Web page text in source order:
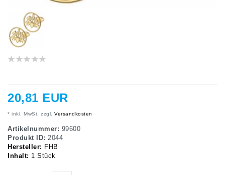
20,81 EUR
* inkl. MwSt. zzgl. Versandkosten
Artikelnummer: 99600
Produkt ID: 2044
Hersteller: FHB
Inhalt: 1 Stück